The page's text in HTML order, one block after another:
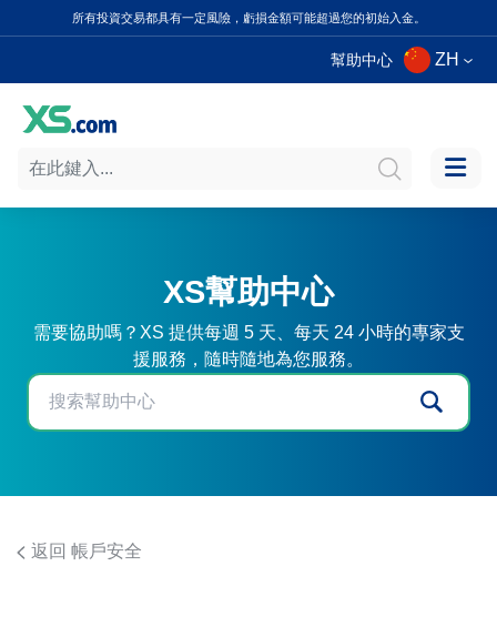
所有投資交易都具有一定風險，虧損金額可能超過您的初始入金。
幫助中心 ZH
XS幫助中心
需要協助嗎？XS 提供每週 5 天、每天 24 小時的專家支
援服務，隨時隨地為您服務。
返回 帳戶安全